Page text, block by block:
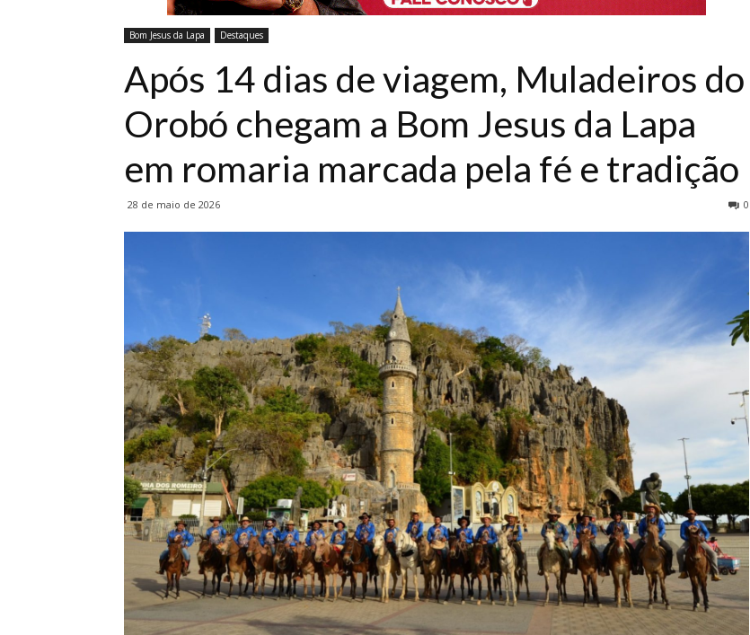
Bom Jesus da Lapa Destaques
Após 14 dias de viagem, Muladeiros do
Orobó chegam a Bom Jesus da Lapa
em romaria marcada pela fé e tradição
28 de maio de 2026 0